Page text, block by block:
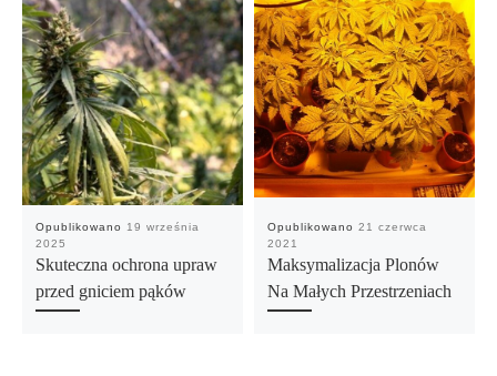
Opublikowano
19 września
2025
Skuteczna ochrona upraw
przed gniciem pąków
Opublikowano 21 czerwca
2021
Maksymalizacja Plonów
Na Małych Przestrzeniach